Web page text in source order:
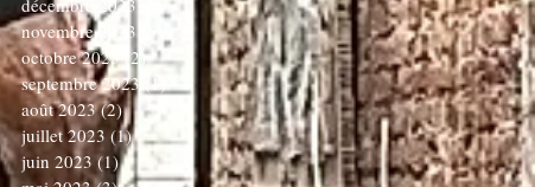
novembre 2023
(6)
6 posts
octobre 2023 (2)2 posts
septembre 2023 (1)
août 2023 (2)2 posts
juillet 2023 (1)1 post
juin 2023 (1)1 post